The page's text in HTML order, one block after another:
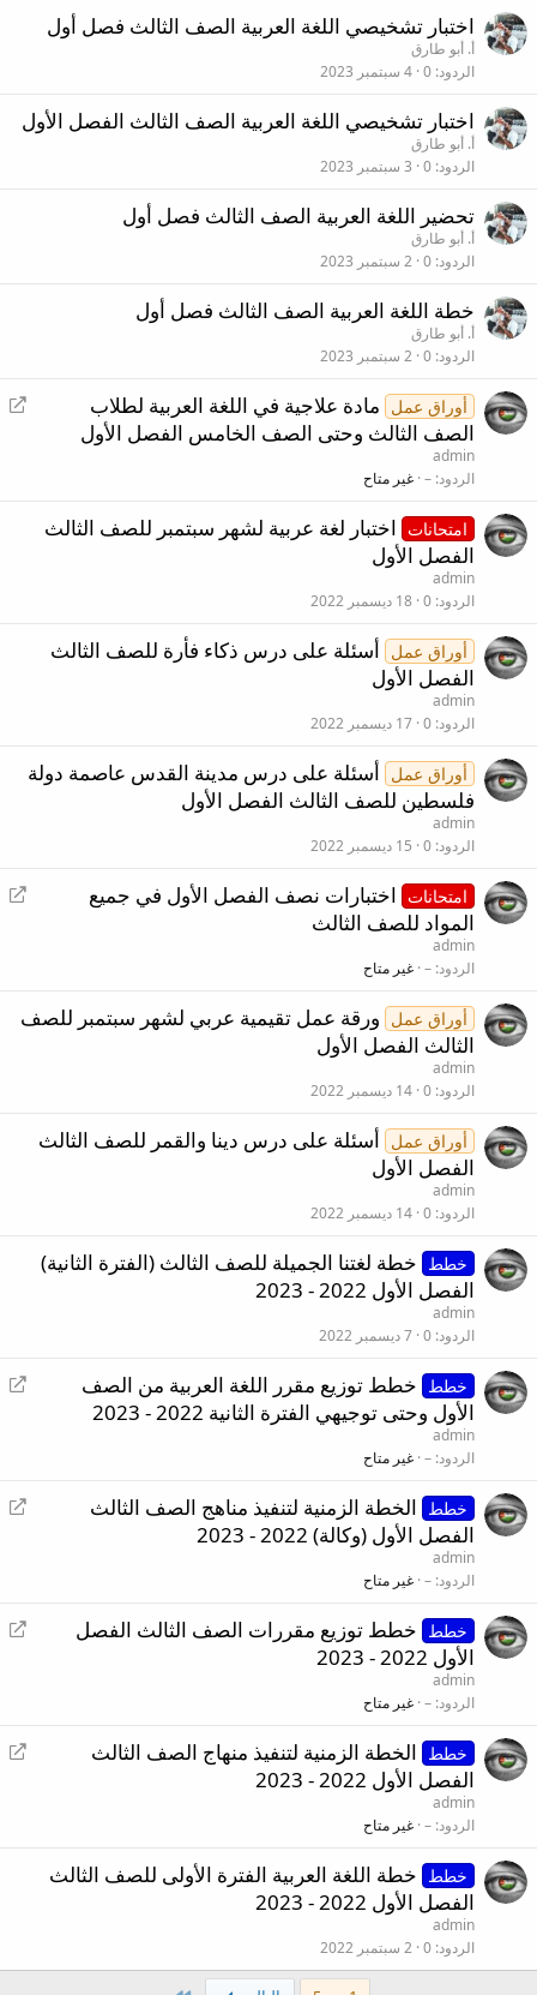
اختبار تشخيصي اللغة العربية الصف الثالث فصل أول
أ. أبو طارق
الردود 0 4 سبتمبر 2023
اختبار تشخيصي اللغة العربية الصف الثالث الفصل الأول
أ. أبو طارق
الردود 0 3 سبتمبر 2023
تحضير اللغة العربية الصف الثالث فصل أول
أ. أبو طارق
الردود 0 2 سبتمبر 2023
خطة اللغة العربية الصف الثالث فصل أول
أ. أبو طارق
الردود 0 2 سبتمبر 2023
إ
أوراق عمل مادة علاجية في اللغة العربية لطلاب
الصف الثالث وحتى الصف الخامس الفصل الأول
admin
الردود – غير متاح
امتحانات اختبار لغة عربية لشهر سبتمبر للصف الثالث
الفصل الأول
admin
الردود 0 18 ديسمبر 2022
أوراق عمل أسئلة على درس ذكاء فأرة للصف الثالث
الفصل الأول
admin
الردود 0 17 ديسمبر 2022
أوراق عمل أسئلة على درس مدينة القدس عاصمة دولة
فلسطين للصف الثالث الفصل الأول
admin
الردود 0 15 ديسمبر 2022
إ
امتحانات اختبارات نصف الفصل الأول في جميع
المواد للصف الثالث
admin
الردود – غير متاح
أوراق عمل ورقة عمل تقيمية عربي لشهر سبتمبر للصف
الثالث الفصل الأول
admin
الردود 0 14 ديسمبر 2022
أوراق عمل أسئلة على درس دينا والقمر للصف الثالث
الفصل الأول
admin
الردود 0 14 ديسمبر 2022
خطط خطة لغتنا الجميلة للصف الثالث (الفترة الثانية)
الفصل الأول 2022 - 2023
admin
الردود 0 7 ديسمبر 2022
إ
ت
خطط خطط توزيع مقرر اللغة العربية من الصف
الأول وحتى توجيهي الفترة الثانية 2022 - 2023
admin
الردود – غير متاح
إ
ت
خطط الخطة الزمنية لتنفيذ مناهج الصف الثالث
الفصل الأول (وكالة) 2022 - 2023
admin
الردود – غير متاح
إ
ت
خطط خطط توزيع مقررات الصف الثالث الفصل
الأول 2022 - 2023
admin
الردود – غير متاح
إ
ه
خطط الخطة الزمنية لتنفيذ منهاج الصف الثالث
الفصل الأول 2022 - 2023
admin
الردود – غير متاح
خطط خطة اللغة العربية الفترة الأولى للصف الثالث
الفصل الأول 2022 - 2023
admin
الردود 0 2 سبتمبر 2022